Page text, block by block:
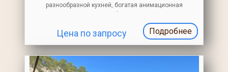
разнообразной кухней, богатая анимационная
положительных эмоций
Цена по запросу Подробнее